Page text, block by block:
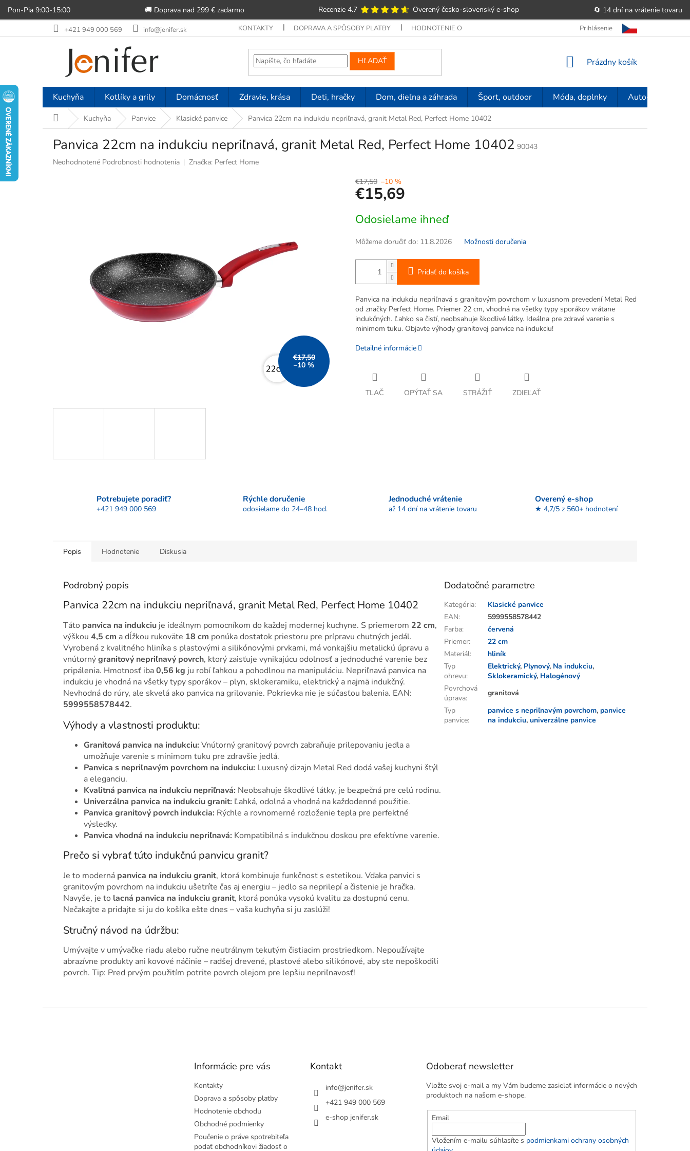
Pon-Pia 9:00-15:00 🚚 Doprava nad 299 € zadarmo Recenzie 4.7 Overený česko-slovenský e‑shop 🔄 14 dní na vrátenie tovaru
na
+421 949 000 569 info@jenifer.sk KONTAKTY DOPRAVA A SPÔSOBY PLATBY HODNOTENIE OBCHODU OBCHODNÉ PODMIENKY POUČENIE O PRÁVE
Prihlásenie
HĽADAŤ
NÁKUPNÝ
Prázdny košík
Kuchyňa Kotlíky a grily Domácnosť Zdravie, krása Deti, hračky Dom, dieľna a záhrada Šport, outdoor Móda, doplnky Auto-moto
DomovKuchyňa Panvice Klasické panvice Panvica 22cm na indukciu nepriľnavá, granit Metal Red, Perfect Home 10402
Panvica 22cm na indukciu nepriľnavá, granit Metal Red, Perfect Home 10402 90043
Priemerné
Neohodnotené Podrobnosti hodnotenia Značka: Perfect Home
€17,50
–10 %
€17,50 –10 %
€15,69
cena:
Odosielame ihneď
Môžeme doručiť do: 11.8.2026 Možnosti doručenia
Pridať do košíka
Panvica na indukciu nepriľnavá s granitovým povrchom v luxusnom prevedení Metal Red
od značky Perfect Home. Priemer 22 cm, vhodná na všetky typy sporákov vrátane
indukčných. Ľahko sa čistí, neobsahuje škodlivé látky. Ideálna pre zdravé varenie s
minimom tuku. Objavte výhody granitovej panvice na indukciu!
Detailné informácie
TLAČ OPÝTAŤ SA STRÁŽIŤ ZDIEĽAŤ
Potrebujete poradiť?
+421 949 000 569
Rýchle doručenie
odosielame do 24–48 hod.
Jednoduché vrátenie
až 14 dní na vrátenie tovaru
Overený e-shop
★ 4,7/5 z 560+ hodnotení
Popis Hodnotenie Diskusia
Podrobný popis
Panvica 22cm na indukciu nepriľnavá, granit Metal Red, Perfect Home 10402
Táto panvica na indukciu je ideálnym pomocníkom do každej modernej kuchyne. S priemerom 22 cm,
výškou 4,5 cm a dĺžkou rukoväte 18 cm ponúka dostatok priestoru pre prípravu chutných jedál.
Vyrobená z kvalitného hliníka s plastovými a silikónovými prvkami, má vonkajšiu metalickú úpravu a
vnútornýgranitový nepriľnavý povrch, ktorý zaisťuje vynikajúcu odolnosť a jednoduché varenie bez
pripálenia. Hmotnosť iba0,56 kg ju robí ľahkou a pohodlnou na manipuláciu. Nepriľnavá panvica na
indukciu je vhodná na všetky typy sporákov – plyn, sklokeramiku, elektrický a najmä indukčný.
Nevhodná do rúry, ale skvelá ako panvica na grilovanie. Pokrievka nie je súčasťou balenia. EAN:
5999558578442.
Výhody a vlastnosti produktu:
Granitová panvica na indukciu: Vnútorný granitový povrch zabraňuje prilepovaniu jedla a
umožňuje varenie s minimom tuku pre zdravšie jedlá.
Panvica s nepriľnavým povrchom na indukciu: Luxusný dizajn Metal Red dodá vašej kuchyni štýl
a eleganciu.
Kvalitná panvica na indukciu nepriľnavá: Neobsahuje škodlivé látky, je bezpečná pre celú rodinu.
Univerzálna panvica na indukciu granit: Ľahká, odolná a vhodná na každodenné použitie.
Panvica granitový povrch indukcia: Rýchle a rovnomerné rozloženie tepla pre perfektné
výsledky.
Panvica vhodná na indukciu nepriľnavá: Kompatibilná s indukčnou doskou pre efektívne varenie.
Prečo si vybrať túto indukčnú panvicu granit?
Je to moderná panvica na indukciu granit, ktorá kombinuje funkčnosť s estetikou. Vďaka panvici s
granitovým povrchom na indukciu ušetríte čas aj energiu – jedlo sa neprilepí a čistenie je hračka.
Navyše, je to lacná panvica na indukciu granit, ktorá ponúka vysokú kvalitu za dostupnú cenu.
Nečakajte a pridajte si ju do košíka ešte dnes – vaša kuchyňa si ju zaslúži!
Stručný návod na údržbu:
Umývajte v umývačke riadu alebo ručne neutrálnym tekutým čistiacim prostriedkom. Nepoužívajte
abrazívne produkty ani kovové náčinie – radšej drevené, plastové alebo silikónové, aby ste nepoškodili
povrch. Tip: Pred prvým použitím potrite povrch olejom pre lepšiu nepriľnavosť!
Dodatočné parametre
Kategória:
Klasické panvice
EAN:
5999558578442
Farba:
červená
Priemer:
22 cm
Materiál:
hliník
Typ
ohrevu:
Elektrický, Plynový, Na indukciu,
Sklokeramický, Halogénový
Povrchová
úprava:
granitová
Typ
panvice:
panvice s nepriľnavým povrchom,panvice
na indukciu,univerzálne panvice
Informácie pre vás
Kontakty
Doprava a spôsoby platby
Hodnotenie obchodu
Obchodné podmienky
Poučenie o práve spotrebiteľa
podať obchodníkovi žiadosť o
Kontakt
info@jenifer.sk
+421 949 000 569
e-shop jenifer.sk
Odoberať newsletter
Vložte svoj e-mail a my Vám budeme zasielať informácie o nových
produktoch na našom e-shope.
Email
Vložením e-mailu súhlasíte s podmienkami ochrany osobných